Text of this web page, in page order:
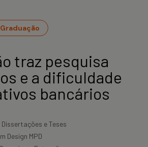
traz pesquisa
e a dificuldade
bancários
Dissertações e Teses
Design MPD